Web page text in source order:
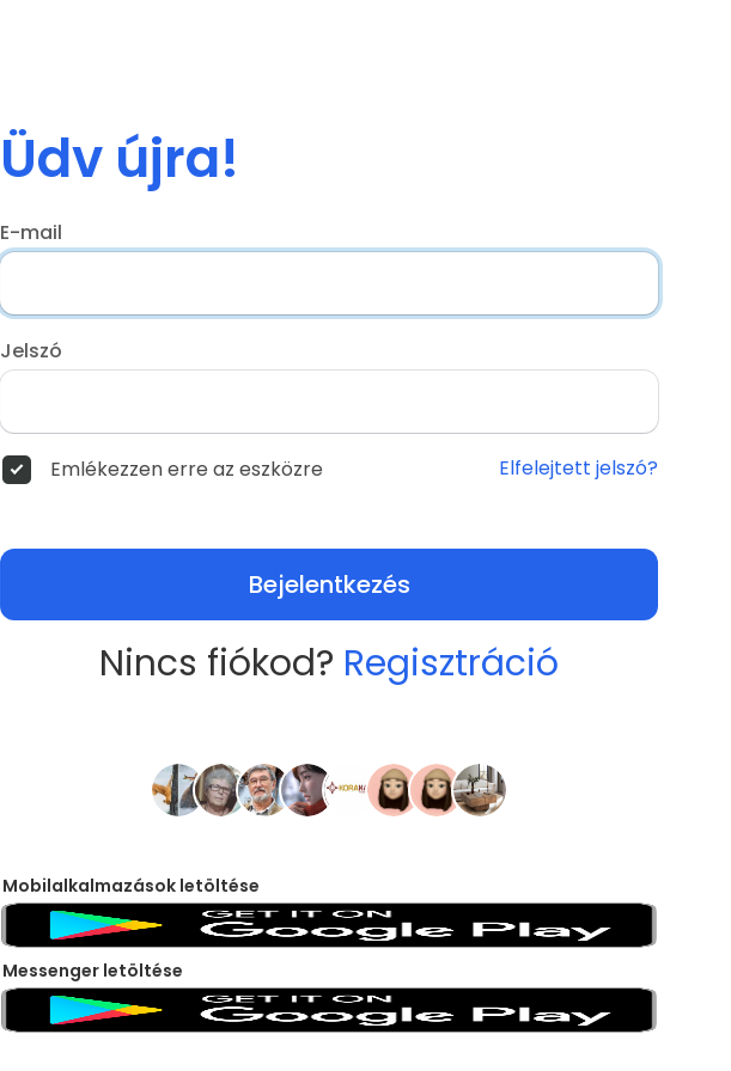
Üdv újra!
E-mail
Jelszó
Emlékezzen erre az eszközre Elfelejtett jelszó?
Bejelentkezés
Nincs fiókod? Regisztráció
Mobilalkalmazások letöltése
Messenger letöltése